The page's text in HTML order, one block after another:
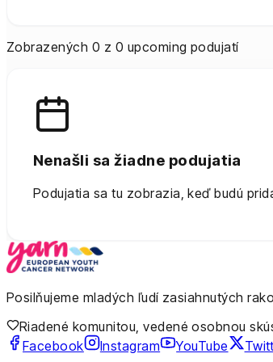
Zobrazených 0 z 0 upcoming podujatí
Nenašli sa žiadne podujatia
Podujatia sa tu zobrazia, keď budú
Posilňujeme mladých ľudí zasiahnutých
Riadené komunitou, vedené osobnou
Facebook
Instagram YouTube